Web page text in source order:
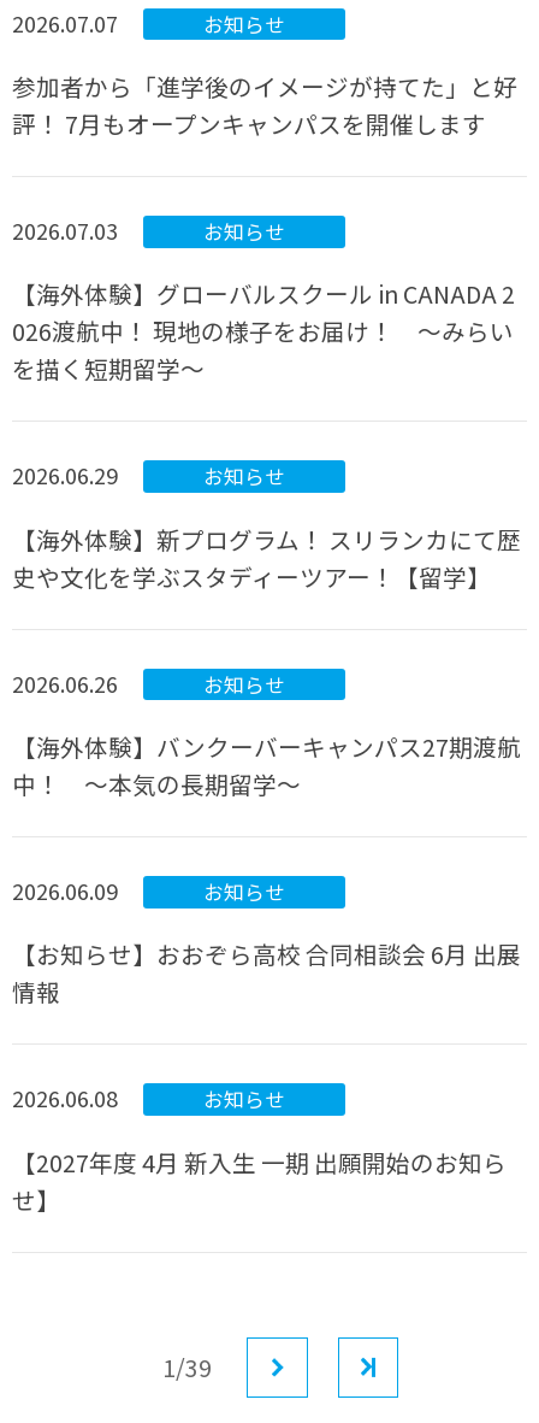
2026.07.07 お知らせ
参加者から「進学後のイメージが持てた」と好
評！ 7月もオープンキャンパスを開催します
2026.07.03 お知らせ
【海外体験】グローバルスクール in CANADA 2
026渡航中！ 現地の様子をお届け！ ～みらい
を描く短期留学～
2026.06.29 お知らせ
【海外体験】新プログラム！ スリランカにて歴
史や文化を学ぶスタディーツアー！【留学】
2026.06.26 お知らせ
【海外体験】バンクーバーキャンパス27期渡航
中！ ～本気の長期留学～
2026.06.09 お知らせ
【お知らせ】おおぞら高校 合同相談会 6月 出展
情報
2026.06.08 お知らせ
【2027年度 4月 新入生 一期 出願開始のお知ら
せ】
1/39